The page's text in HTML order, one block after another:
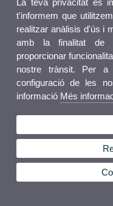
t'informem que
realitzar anàlisis d'ús i
amb la finalitat de
proporcionar
nostre trànsit. Per a
configuració de les
informació Més